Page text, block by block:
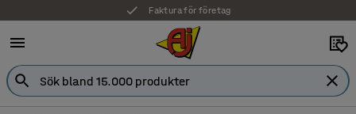
7 års garanti